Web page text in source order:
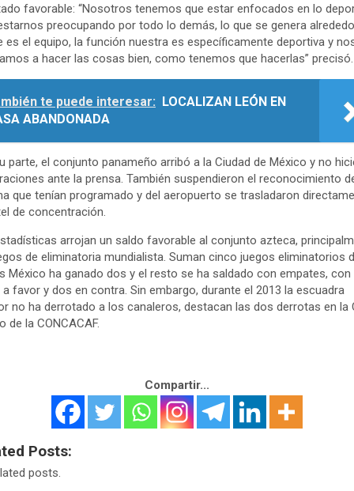
favorable: “Nosotros tenemos que estar enfocados en lo
preocupando por todo lo demás, lo que se genera
es el equipo, la función nuestra es específicamente deportiva y
a hacer las cosas bien, como tenemos que hacerlas” precisó.
te puede interesar: LOCALIZAN LEÓN EN
ABANDONADA
parte, el conjunto panameño arribó a la Ciudad de México y no
ante la prensa. También suspendieron el reconocimiento
que tenían programado y del aeropuerto se trasladaron
de concentración.
arrojan un saldo favorable al conjunto azteca,
de eliminatoria mundialista. Suman cinco juegos eliminatorios
México ha ganado dos y el resto se ha saldado con empates, con
favor y dos en contra. Sin embargo, durante el 2013 la escuadra
no ha derrotado a los canaleros, destacan las dos derrotas en la
de la CONCACAF.
Compartir...
Posts:
posts.